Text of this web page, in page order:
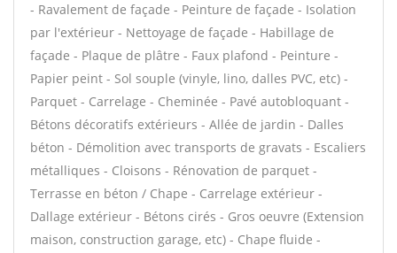
- Ravalement de façade - Peinture de façade - Isolation
par l'extérieur - Nettoyage de façade - Habillage de
façade - Plaque de plâtre - Faux plafond - Peinture -
Papier peint - Sol souple (vinyle, lino, dalles PVC, etc) -
Parquet - Carrelage - Cheminée - Pavé autobloquant -
Bétons décoratifs extérieurs - Allée de jardin - Dalles
béton - Démolition avec transports de gravats - Escaliers
métalliques - Cloisons - Rénovation de parquet -
Terrasse en béton / Chape - Carrelage extérieur -
Dallage extérieur - Bétons cirés - Gros oeuvre (Extension
maison, construction garage, etc) - Chape fluide -